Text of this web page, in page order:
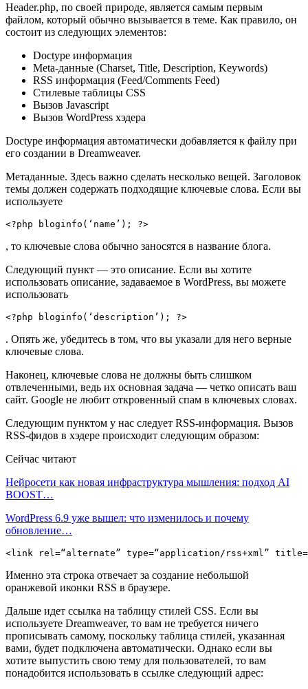
Header.php, по своей природе, является самым первым
файлом, который обычно вызывается в теме. Как правило, он
состоит из следующих элементов:
Doctype информация
Meta-данные (Charset, Title, Description, Keywords)
RSS информация (Feed/Comments Feed)
Стилевые таблицы CSS
Вызов Javascript
Вызов WordPress хэдера
Doctype информация автоматически добавляется к файлу при
его создании в Dreamweaver.
Метаданные. Здесь важно сделать несколько вещей. Заголовок
темы должен содержать подходящие ключевые слова. Если вы
используете
<?php bloginfo(‘name’); ?>
, то ключевые слова обычно заносятся в название блога.
Следующий пункт — это описание. Если вы хотите
использовать описание, задаваемое в WordPress, вы можете
использовать
<?php bloginfo(‘description’); ?>
. Опять же, убедитесь в том, что вы указали для него верные
ключевые слова.
Наконец, ключевые слова не должны быть слишком
отвлеченными, ведь их основная задача — четко описать ваш
сайт. Google не любит откровенный спам в ключевых словах.
Следующим пунктом у нас следует RSS-информация. Вызов
RSS-фидов в хэдере происходит следующим образом:
Сейчас читают
Нейросети как новая инфраструктура мышления: подход AI
BOOST…
WordPress 6.9 уже вышел: что изменилось и почему
обновление…
<link rel=“alternate” type=“application/rss+xml”
Именно эта строка отвечает за создание небольшой
оранжевой иконки RSS в браузере.
Дальше идет ссылка на таблицу стилей CSS. Если вы
используете Dreamweaver, то вам не требуется ничего
прописывать самому, поскольку таблица стилей, указанная
вами, будет подключена автоматически. Однако если вы
хотите выпустить свою тему для пользователей, то вам
понадобится использовать в ссылке следующий адрес: